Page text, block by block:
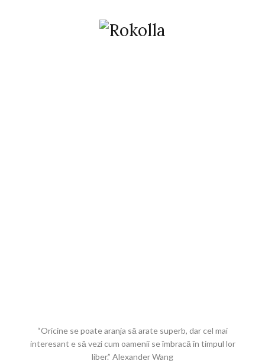
“Oricine se poate aranja să arate superb, dar cel mai
interesant e să vezi cum oamenii se îmbracă în timpul lor
liber.” Alexander Wang